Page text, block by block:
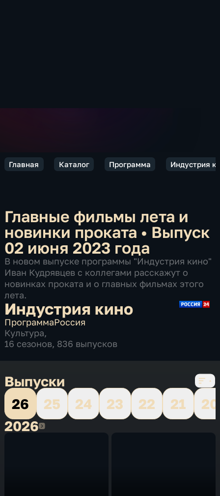
Главная Каталог Программа Индустрия
Главные фильмы лета и
новинки проката • Выпуск
02 июня 2023 года
В новом выпуске программы "Индустрия кино"
Иван Кудрявцев с коллегами расскажут о
новинках проката и о главных фильмах этого
лета.
Индустрия кино
ПрограммаРоссия
Культура,
16 сезонов, 836 выпусков
Выпуски
26
25 24 23 22 21
20
20262026